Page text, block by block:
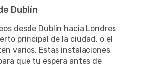
Dublín
desde Dublín hacia Londres
principal de la ciudad, o el
varios. Estas instalaciones
que tu espera antes de